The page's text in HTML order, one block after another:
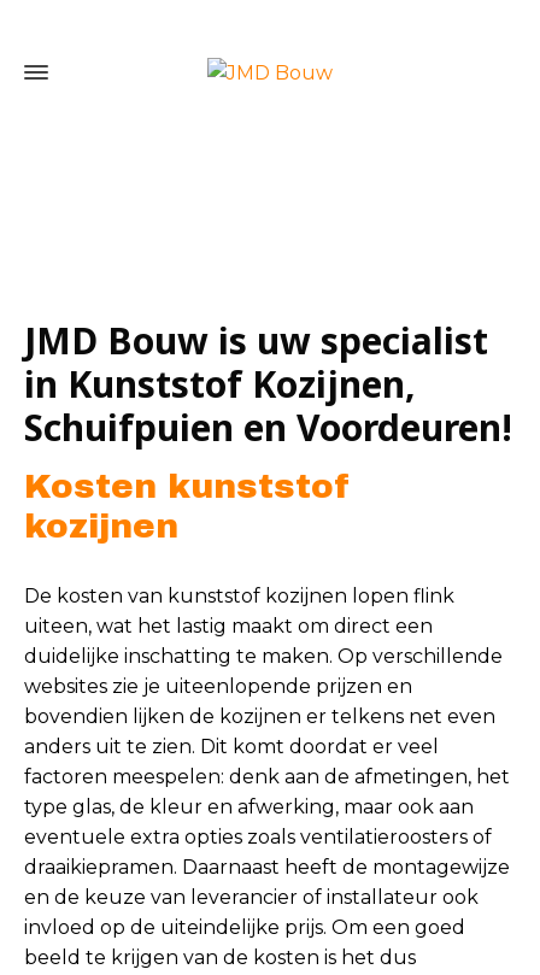
JMD Bouw is uw specialist
in Kunststof Kozijnen,
Schuifpuien en Voordeuren!
Kosten kunststof
kozijnen
De kosten van kunststof kozijnen lopen flink
uiteen, wat het lastig maakt om direct een
duidelijke inschatting te maken. Op verschillende
websites zie je uiteenlopende prijzen en
bovendien lijken de kozijnen er telkens net even
anders uit te zien. Dit komt doordat er veel
factoren meespelen: denk aan de afmetingen, het
type glas, de kleur en afwerking, maar ook aan
eventuele extra opties zoals ventilatieroosters of
draaikiepramen. Daarnaast heeft de montagewijze
en de keuze van leverancier of installateur ook
invloed op de uiteindelijke prijs. Om een goed
beeld te krijgen van de kosten is het dus